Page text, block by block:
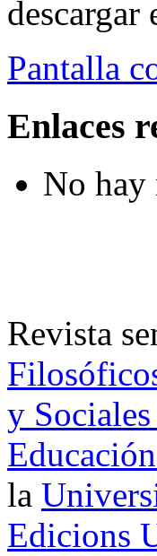
descargar
Pantalla
Enlaces
No hay
Revista
y
la
Edicions